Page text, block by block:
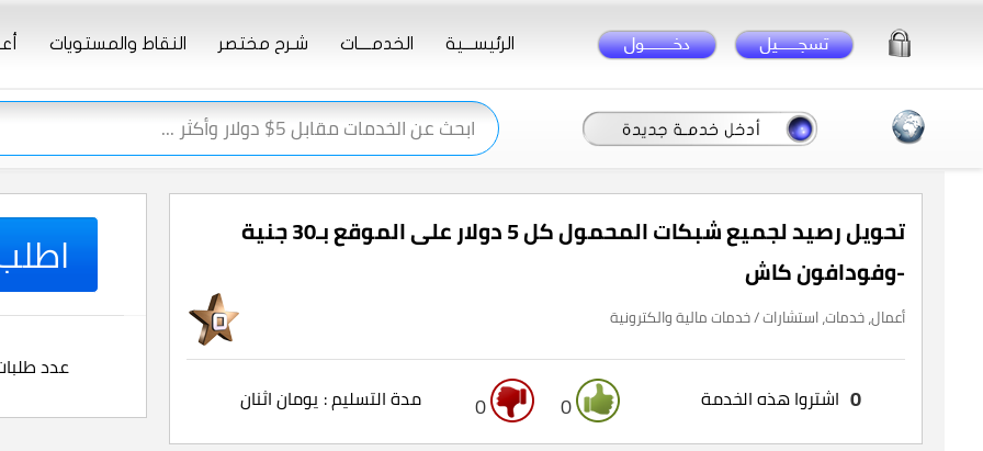
الرئيســـية الخدمــــات شـرح مختصر النقاط والمستويات
اطلب
عدد
تحويل رصيد لجميع شبكات المحمول كل 5 دولار على الموقع بـ30 جنية
-وفودافون كاش
أعمال، خدمات، استشارات / خدمات مالية والكترونية
يومان اثنان مدة التسليم : 0 0 اشتروا هذه الخدمة 0